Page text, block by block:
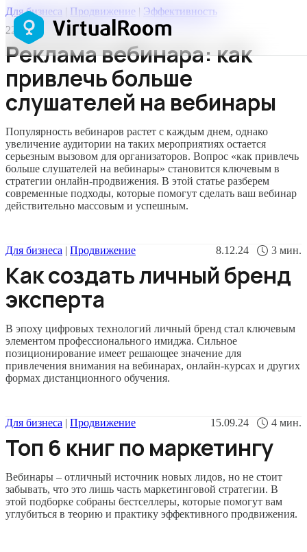
Для бизнеса | Продвижение | Эффективность
22.12.24
мин.
Реклама вебинара: как
привлечь больше
слушателей на вебинары
Популярность вебинаров растет с каждым днем, однако
увеличение аудитории на таких мероприятиях остается
серьезным вызовом для организаторов. Вопрос «как привлечь
больше слушателей на вебинары» становится ключевым в
стратегии онлайн-продвижения. В этой статье разберем
современные подходы, которые помогут сделать ваш вебинар
действительно массовым и успешным.
Для бизнеса | Продвижение 8.12.24 3 мин.
Как создать личный бренд
эксперта
В эпоху цифровых технологий личный бренд стал ключевым
элементом профессионального имиджа. Сильное
позиционирование имеет решающее значение для
привлечения внимания на вебинарах, онлайн-курсах и других
формах дистанционного обучения.
Для бизнеса | Продвижение 15.09.24 4 мин.
Топ 6 книг по маркетингу
Вебинары – отличный источник новых лидов, но не стоит
забывать, что это лишь часть маркетинговой стратегии. В
этой подборке собраны бестселлеры, которые помогут вам
углубиться в теорию и практику эффективного продвижения.